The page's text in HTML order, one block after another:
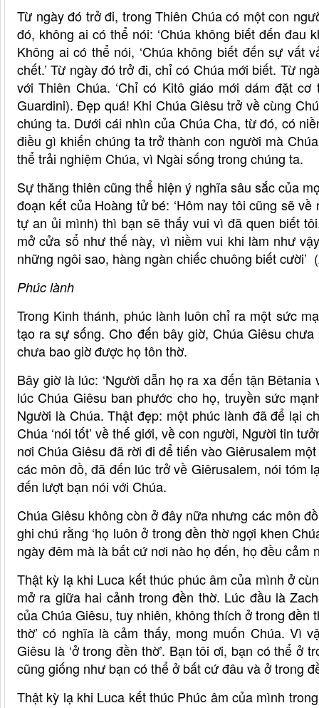
Từ ngày đó trở đi, trong Thiên Chúa có một con
đó, không ai có thể nói: ‘Chúa không biết đến đau
Không ai có thể nói, ‘Chúa không biết đến sự vất
chết.’ Từ ngày đó trở đi, chỉ có Chúa mới biết. Từ
với Thiên Chúa. ‘Chỉ có Kitô giáo mới dám đặt
Guardini). Đẹp quá! Khi Chúa Giêsu trở về cùng
chúng ta. Dưới cái nhìn của Chúa Cha, từ đó, có
điều gì khiến chúng ta trở thành con người mà
thể trải nghiệm Chúa, vì Ngài sống trong chúng ta.
Sự thăng thiên cũng thể hiện ý nghĩa sâu sắc của
đoạn kết của Hoàng tử bé: ‘Hôm nay tôi cũng sẽ
tự an ủi mình) thì bạn sẽ thấy vui vì đã quen biết
mở cửa sổ như thế này, vì niềm vui khi làm như
những ngôi sao, hàng ngàn chiếc chuông biết cười’
Phúc lành
Trong Kinh thánh, phúc lành luôn chỉ ra một sức
tạo ra sự sống. Cho đến bây giờ, Chúa Giêsu
chưa bao giờ được họ tôn thờ.
Bây giờ là lúc: ‘Người dẫn họ ra xa đến tận
lúc Chúa Giêsu ban phước cho họ, truyền sức
Người là Chúa. Thật đẹp: một phúc lành đã để lại
Chúa ‘nói tốt’ về thế giới, về con người, Người tin
nơi Chúa Giêsu đã rời đi để tiến vào Giêrusalem
các môn đồ, đã đến lúc trở về Giêrusalem, nói tóm
đến lượt bạn nói với Chúa.
Chúa Giêsu không còn ở đây nữa nhưng các môn
ghi chú rằng ‘họ luôn ở trong đền thờ ngợi khen
ngày đêm mà là bất cứ nơi nào họ đến, họ đều cảm
Thật kỳ lạ khi Luca kết thúc phúc âm của mình ở
mở ra giữa hai cảnh trong đền thờ. Lúc đầu là
của Chúa Giêsu, tuy nhiên, không thích ở trong đền
thờ’ có nghĩa là cảm thấy, mong muốn Chúa. Vì
Giêsu là ‘ở trong đền thờ’. Bạn tôi ơi, bạn có thể ở
cũng giống như bạn có thể ở bất cứ đâu và ở trong
Thật kỳ lạ khi Luca kết thúc Phúc âm của mình